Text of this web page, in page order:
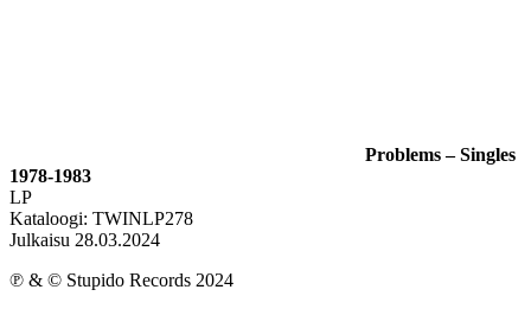
Problems – Singles
1978-1983
LP
Kataloogi: TWINLP278
Julkaisu 28.03.2024
℗ & © Stupido Records 2024